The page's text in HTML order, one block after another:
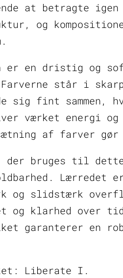
at betragte
og
er en dristig og
står i
sig fint
værket energi og
af farver
der bruges til
Lærredet
og slidstærk
og klarhed over
garanterer en
Liberate I.